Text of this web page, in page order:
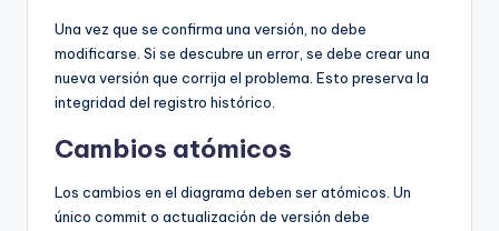
Una vez que se confirma una versión, no debe
modificarse. Si se descubre un error, se debe crear una
nueva versión que corrija el problema. Esto preserva la
integridad del registro histórico.
Cambios atómicos
Los cambios en el diagrama deben ser atómicos. Un
único commit o actualización de versión debe